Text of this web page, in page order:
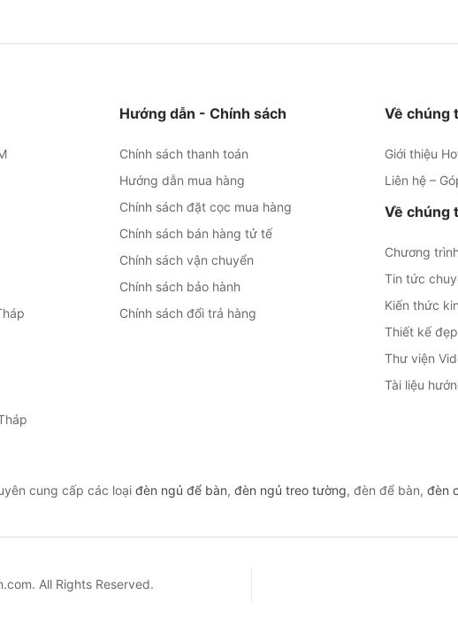
Hướng dẫn - Chính sách
Chính sách thanh toán
Hướng dẫn mua hàng
Chính sách đặt cọc mua hàng
Chính sách bán hàng tử tế
Chính sách vận chuyển
Chính sách bảo hành
Chính sách đổi trả hàng
Về chúng
Giới thiệu
Liên hệ –
Về chúng
Chương
Tin tức
Kiến thức
Thiết kế đẹp
Thư viện
Tài liệu
cung cấp các loại đèn ngủ để bàn, đèn ngủ treo tường, đèn để bàn, đèn
All Rights Reserved.